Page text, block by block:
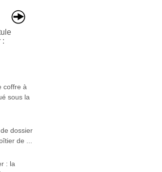
:
coffre à
sous la
dossier
de ...
: la